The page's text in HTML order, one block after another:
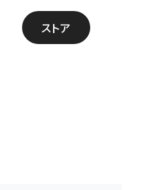
ストア